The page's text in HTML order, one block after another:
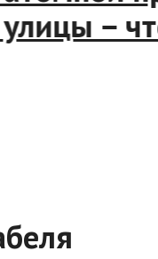
улицы –